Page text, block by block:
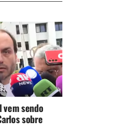
vem sendo
sobre